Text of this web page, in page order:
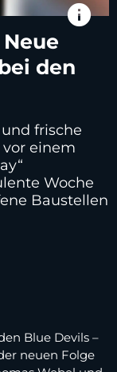
info
den
frische
vor einem
Woche
Baustellen
Blue Devils –
neuen Folge